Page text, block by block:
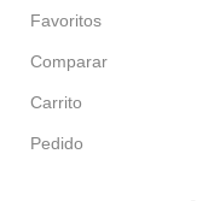
Favoritos
Comparar
Carrito
Pedido